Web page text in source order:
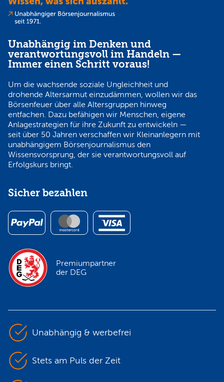
Unabhängig im Denken und
verantwortungsvoll im Handeln —
Immer einen Schritt voraus!
Um die wachsende soziale Ungleichheit und
drohende Altersarmut einzudämmen, wollen wir das
Börsenfeuer über alle Altersgruppen hinweg
entfachen. Dazu befähigen wir Menschen, eigene
Anlagestrategien für ihre Zukunft zu entwickeln —
seit über 50 Jahren verschaffen wir Kleinanlegern mit
unabhängigem Börsenjournalismus den
Wissensvorsprung, der sie verantwortungsvoll auf
Erfolgskurs bringt.
Sicher bezahlen
Premiumpartner
der DEG
Unabhängig & werbefrei
Stets am Puls der Zeit